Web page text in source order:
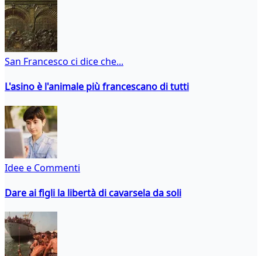
San Francesco ci dice che...
L'asino è l'animale più francescano di tutti
Idee e Commenti
Dare ai figli la libertà di cavarsela da soli